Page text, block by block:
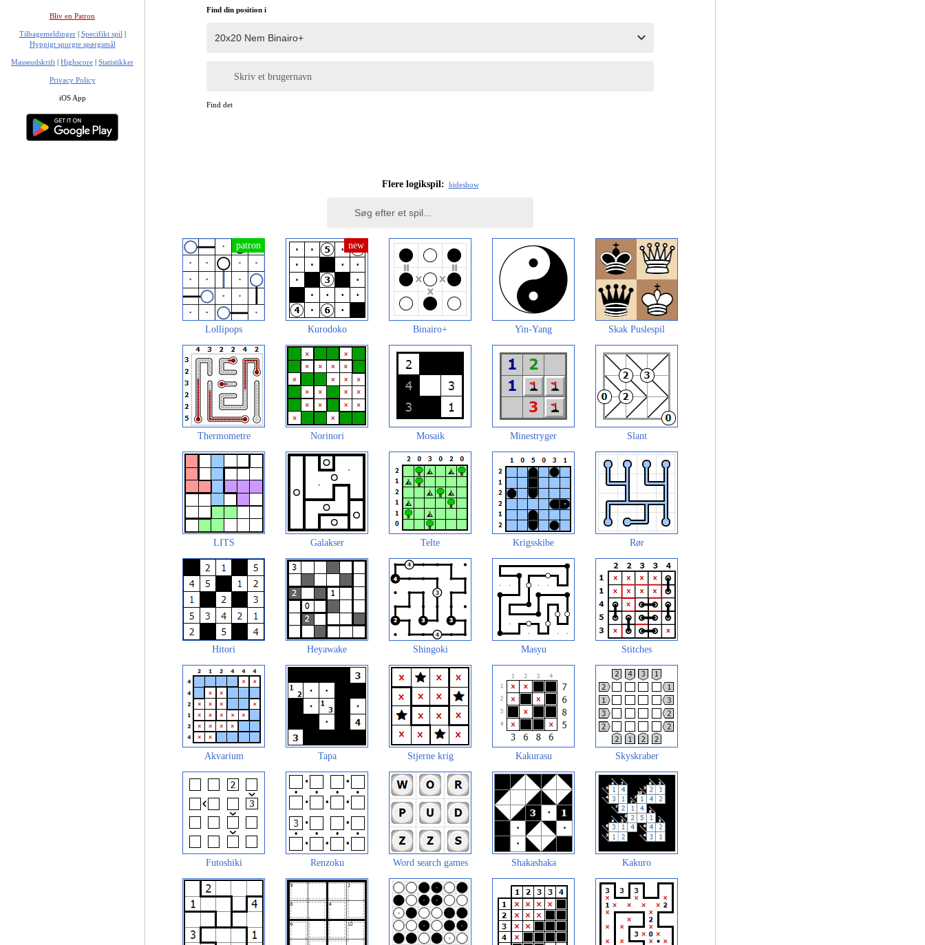
Bliv en Patron
Tilbagemeldinger| Specifikt spil |
Hyppigt spurgte spørgsmål
Masseudskrift | Highscore | Statistikker
Privacy Policy
iOS App
Find din position i
Skriv et brugernavn
Find det
Flere logikspil: hideshow
Lollipops Kurodoko Binairo+ Yin-Yang Skak Puslespil
Thermometre Norinori Mosaik Minestryger Slant
LITS Galakser Telte Krigsskibe Rør
Hitori Heyawake Shingoki Masyu Stitches
Akvarium Tapa Stjerne krig Kakurasu Skyskraber
Futoshiki Renzoku Word search games Shakashaka Kakuro